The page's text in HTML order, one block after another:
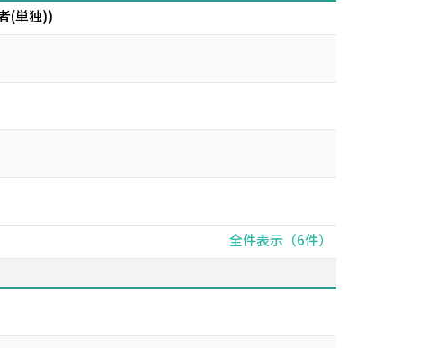
(単独))
全件表示（6件）